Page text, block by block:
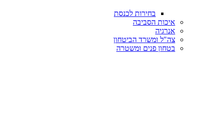
בחירות לכנסת
איכות הסביבה
אנרגיה
צה"ל ומשרד הביטחון
בטחון פנים ומשטרה